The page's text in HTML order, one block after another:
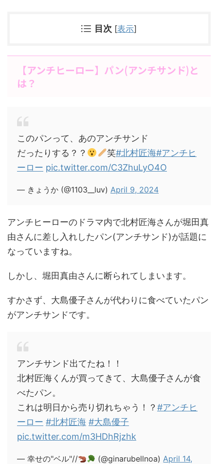
目次 [表示]
【アンチヒーロー】パン(アンチサンド)と
は？
このパンって、あのアンチサンド
だったりする？？
笑#北村匠海#アンチヒ
ーロー pic.twitter.com/C3ZhuLyO4O
— きょうか (@1103__luv) April 9, 2024
アンチヒーローのドラマ内で北村匠海さんが堀田真
由さんに差し入れしたパン(アンチサンド)が話題に
なっていますね。
しかし、堀田真由さんに断られてしまいます。
すかさず、大島優子さんが代わりに食べていたパン
がアンチサンドです。
アンチサンド出てたね！！
北村匠海くんが買ってきて、大島優子さんが食
べたパン。
これは明日から売り切れちゃう！？ #アンチヒ
ーロー #北村匠海 #大島優子
pic.twitter.com/m3HDhRjzhk
— 幸せの"ベル"// (@ginarubellnoa)April 14,